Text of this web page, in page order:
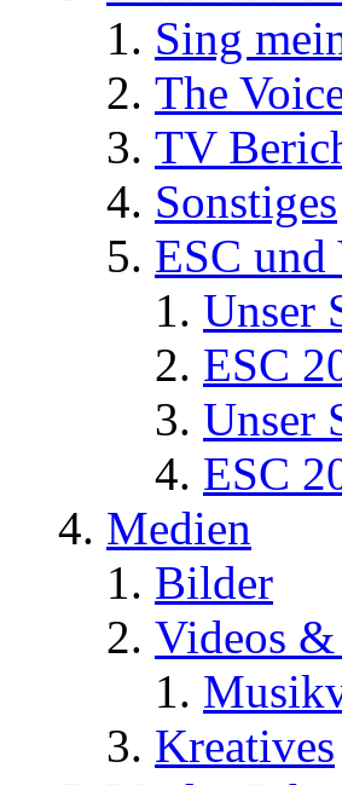
Sing
The
TV
Sonstiges
ESC und
Unser
ESC
Unser
ESC
Medien
Bilder
Videos
Kreatives